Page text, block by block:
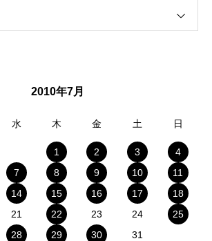
2010年7月
水 木 金 土 日
1 2 3
4
7 8 9 10
11
14 15 16 17
18
21 22 23 24
25
28 29 30 31